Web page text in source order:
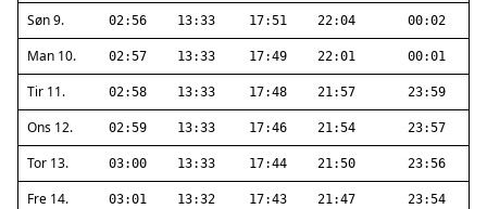
Søn 9. 02:56 13:33 17:51 22:04 00:02
Man 10. 02:57 13:33 17:49 22:01 00:01
Tir 11. 02:58 13:33 17:48 21:57 23:59
Ons 12. 02:59 13:33 17:46 21:54 23:57
Tor 13. 03:00 13:33 17:44 21:50 23:56
Fre 14. 03:01 13:32 17:43 21:47 23:54